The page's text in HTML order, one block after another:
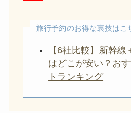
旅行予約のお得な裏技はこ
【6社比較】新幹線
はどこが安い？お
トランキング